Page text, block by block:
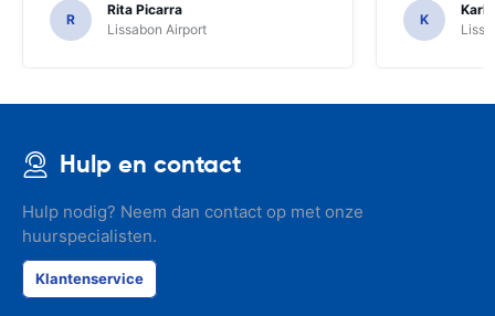
R
Rita Picarra
Lissabon Airport
K
Karl
Hulp en contact
Hulp nodig? Neem dan contact op met onze
huurspecialisten.
Klantenservice